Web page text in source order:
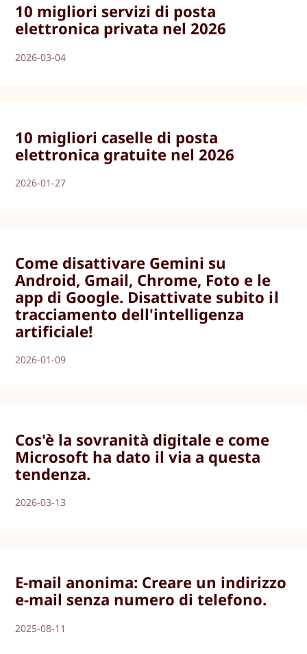
10 migliori servizi di posta
elettronica privata nel 2026
2026-03-04
10 migliori caselle di posta
elettronica gratuite nel 2026
2026-01-27
Come disattivare Gemini su
Android, Gmail, Chrome, Foto e le
app di Google. Disattivate subito il
tracciamento dell'intelligenza
artificiale!
2026-01-09
Cos'è la sovranità digitale e come
Microsoft ha dato il via a questa
tendenza.
2026-03-13
E-mail anonima: Creare un indirizzo
e-mail senza numero di telefono.
2025-08-11